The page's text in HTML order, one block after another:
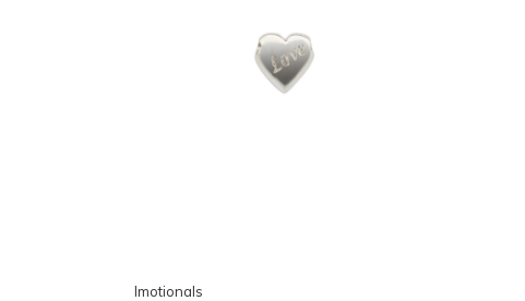
Imotionals